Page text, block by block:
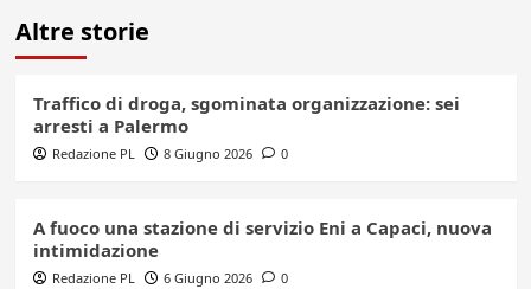
Altre storie
Traffico di droga, sgominata organizzazione: sei
arresti a Palermo
Redazione PL 8 Giugno 2026 0
A fuoco una stazione di servizio Eni a Capaci, nuova
intimidazione
Redazione PL 6 Giugno 2026 0